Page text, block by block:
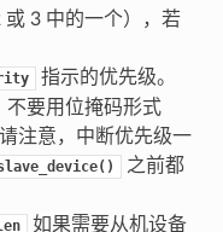
3 中的一个），若
指示的优先级。
不要用位掩码形式
请注意，中断优先级一
之前都
如果需要从机设备